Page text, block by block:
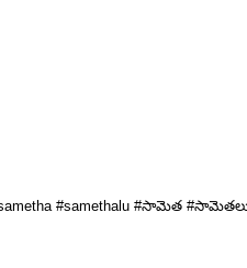
#sametha #samethalu #సామెత